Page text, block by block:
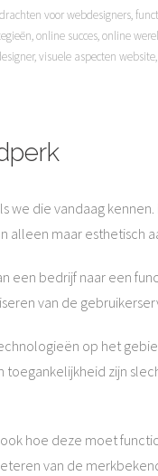
voor webdesigners,
,online succes,online
,visuele aspecten website,
die vandaag
maar esthetisch
een bedrijf naar een
van de
op het
zijn
hoe deze moet
van de